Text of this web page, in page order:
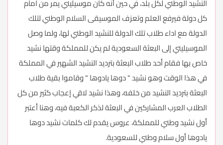
النشيد الوطني لكل بلد، في حين أنه كان موسيليني يمر من امام
كل دولة فيرفع العلم وتعزف الموسيقى السلام الوطني لتلك
الدولة مع اداء طلاب تلك الدولة للنشيد الوطني لها، ولما وصل
الموسيليني إلى البعثة السعودية لم يكن للمملكة وقتها نشيد
خاص بها فقام أحد طلاب البعثة بترديد النشيد الشهير في المملكة
في هذا الوقت وهو نشيد " دوها يادوها " وقاموا بقية طلاب
البعثة بترديد النشيد من خلفه، وهذا نشيد لاقي إعجاب كثير من كل
الطلاب العرب المشاركين في البعثة لذكر الكعبة فيه، وهنا أعتبر
أول نشيد وطني للمملكة، عروس يقدم لك كلمات نشيد دوها
يادوها أول سلام وطني للسعودية.